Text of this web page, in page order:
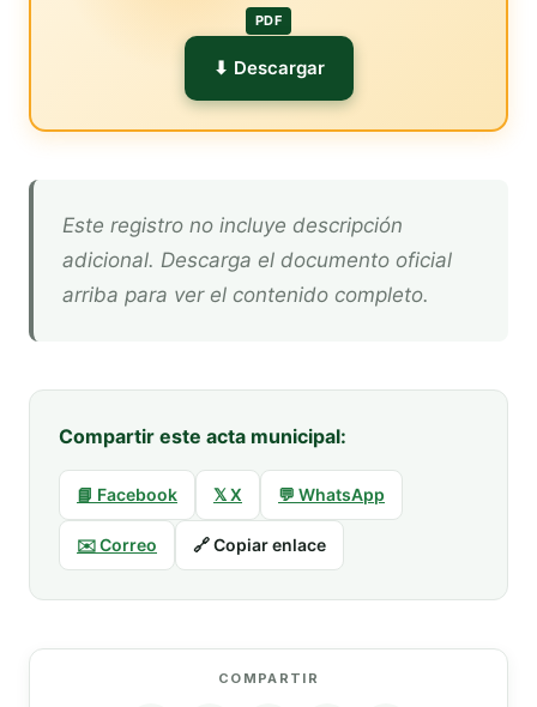
PDF
⬇ Descargar
Este registro no incluye descripción
adicional. Descarga el documento oficial
arriba para ver el contenido completo.
Compartir este acta municipal:
📘 Facebook 𝕏 X 💬 WhatsApp
✉️ Correo 🔗 Copiar enlace
COMPARTIR